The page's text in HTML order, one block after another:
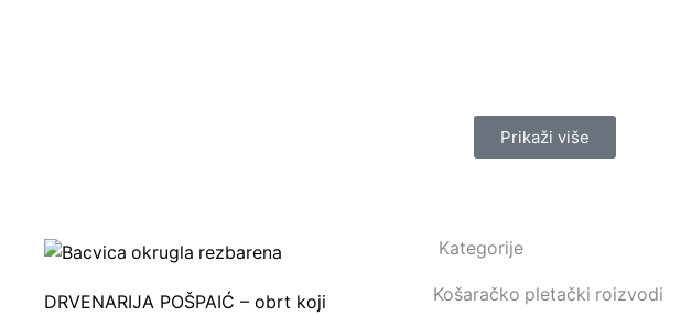
Prikaži više
DRVENARIJA POŠPAIĆ – obrt koji
Kategorije
Košaračko pletački roizvodi